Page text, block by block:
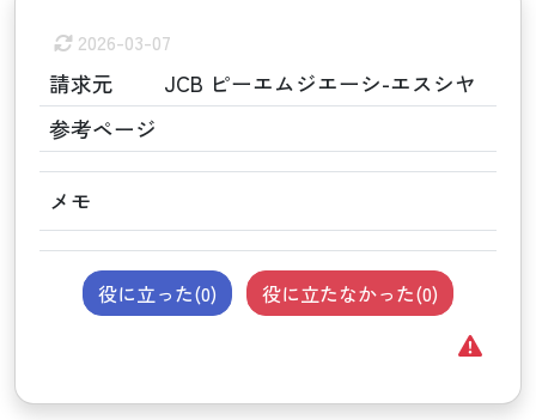
2026-03-07
請求元
JCB ピーエムジエーシ-エスシヤ
参考ページ
メモ
役に立った(0) 役に立たなかった(0)